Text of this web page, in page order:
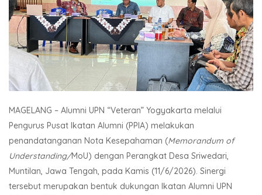
MAGELANG – Alumni UPN “Veteran” Yogyakarta melalui
Pengurus Pusat Ikatan Alumni (PPIA) melakukan
penandatanganan Nota Kesepahaman (Memorandum of
Understanding/MoU) dengan Perangkat Desa Sriwedari,
Muntilan, Jawa Tengah, pada Kamis (11/6/2026). Sinergi
tersebut merupakan bentuk dukungan Ikatan Alumni UPN